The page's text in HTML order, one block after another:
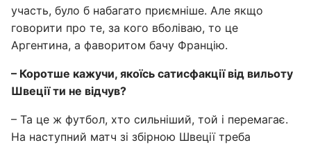
участь, було б набагато приємніше. Але якщо
говорити про те, за кого вболіваю, то це
Аргентина, а фаворитом бачу Францію.
– Коротше кажучи, якоїсь сатисфакції від вильоту
Швеції ти не відчув?
– Та це ж футбол, хто сильніший, той і перемагає.
На наступний матч зі збірною Швеції треба